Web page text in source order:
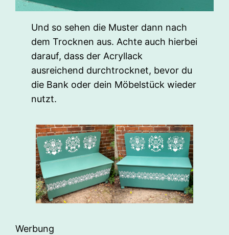
Und so sehen die Muster dann nach
dem Trocknen aus. Achte auch hierbei
darauf, dass der Acryllack
ausreichend durchtrocknet, bevor du
die Bank oder dein Möbelstück wieder
nutzt.
Werbung